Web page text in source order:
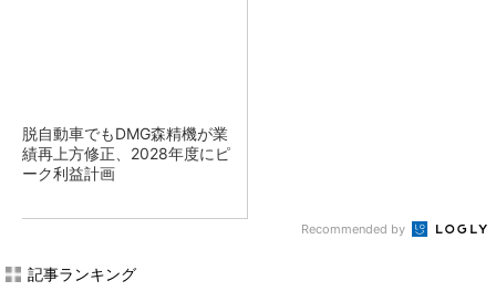
脱自動車でもDMG森精機が業
績再上方修正、2028年度にピ
ーク利益計画
Recommended by
記事ランキング